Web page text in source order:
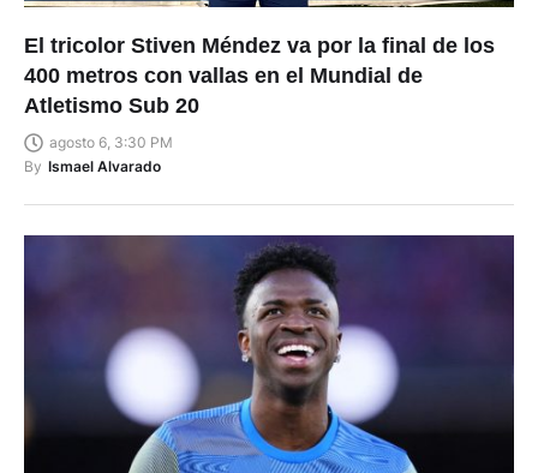
El tricolor Stiven Méndez va por la final de los
400 metros con vallas en el Mundial de
Atletismo Sub 20
agosto 6, 3:30 PM
By Ismael Alvarado